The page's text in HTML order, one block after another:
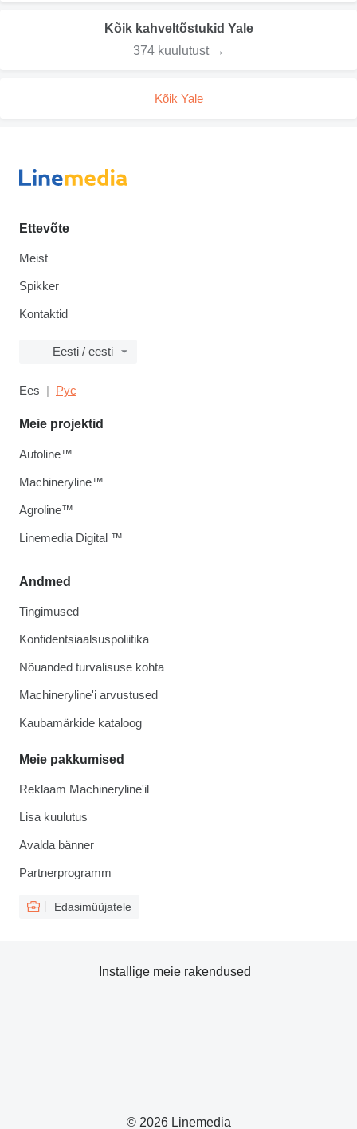
Kõik kahveltõstukid Yale
374 kuulutust →
Kõik Yale
Ettevõte
Meist
Spikker
Kontaktid
Eesti / eesti
Ees Рус
Andmed
Tingimused
Konfidentsiaalsuspoliitika
Nõuanded turvalisuse kohta
Machineryline'i arvustused
Kaubamärkide kataloog
Meie pakkumised
Reklaam Machineryline'il
Lisa kuulutus
Avalda bänner
Partnerprogramm
Edasimüüjatele
Meie projektid
Autoline™
Machineryline™
Agroline™
Linemedia Digital ™
© 2026 Linemedia
Installige meie rakendused